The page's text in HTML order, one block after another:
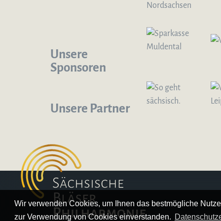
Wir verwenden Cookies, um Ihnen das bestmögliche
zur Verwendung von Cookies einverstanden.
Unsere
Sponsoren
Unsere Partner